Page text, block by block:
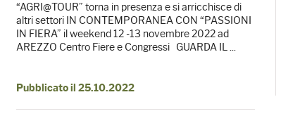
“AGRI@TOUR” torna in presenza e si arricchisce di
altri settori IN CONTEMPORANEA CON “PASSIONI
IN FIERA” il weekend 12 -13 novembre 2022 ad
AREZZO Centro Fiere e Congressi GUARDA IL ...
Pubblicato il 25.10.2022